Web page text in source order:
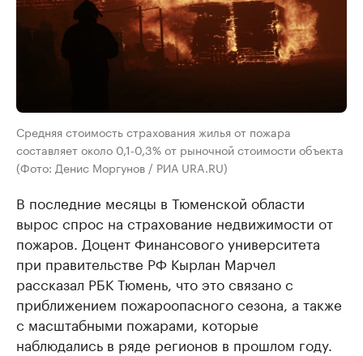
Средняя стоимость страхования жилья от пожара
составляет около 0,1-0,3% от рыночной стоимости объекта
(Фото: Денис Моргунов / РИА URA.RU)
В последние месяцы в Тюменской области
вырос спрос на страхование недвижимости от
пожаров. Доцент Финансового университета
при правительстве РФ Кырлан Марчел
рассказал РБК Тюмень, что это связано с
приближением пожароопасного сезона, а также
с масштабными пожарами, которые
наблюдались в ряде регионов в прошлом году.